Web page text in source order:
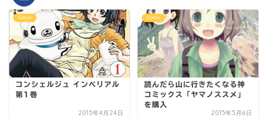
Comic
コンシェルジュ インペリアル
第1巻
2015年4月24日
Comic
読んだら山に行きたくなる神
コミックス「ヤマノススメ」
を購入
2015年5月6日